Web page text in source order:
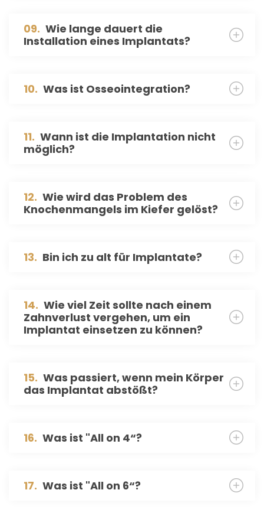
09. Wie lange dauert die
Installation eines Implantats?
10. Was ist Osseointegration?
11. Wann ist die Implantation nicht
möglich?
12. Wie wird das Problem des
Knochenmangels im Kiefer gelöst?
13. Bin ich zu alt für Implantate?
14. Wie viel Zeit sollte nach einem
Zahnverlust vergehen, um ein
Implantat einsetzen zu können?
15. Was passiert, wenn mein Körper
das Implantat abstößt?
16. Was ist "All on 4“?
17. Was ist "All on 6“?